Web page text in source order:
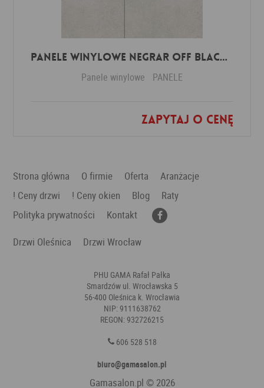
Panele winylowe Negrar off black 57614 Klasa 34 3 mm
Panele winylowe PANELE
Zapytaj o cenę
Dodaj do ulubionych
Strona główna O firmie Oferta
Aranżacje
! Ceny drzwi
! Ceny okien Blog
Raty
Polityka prywatności
Kontakt
Drzwi Oleśnica
Drzwi Wrocław
PHU GAMA Rafał Pałka
Smardzów ul. Wrocławska 5
56-400 Oleśnica k. Wrocławia
NIP: 9111638762
REGON: 932726215
606 528 518
biuro@gamasalon.pl
Gamasalon.pl © 2026